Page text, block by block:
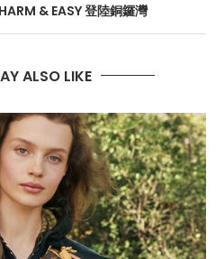
& EASY 登陸銅鑼灣
ALSO LIKE